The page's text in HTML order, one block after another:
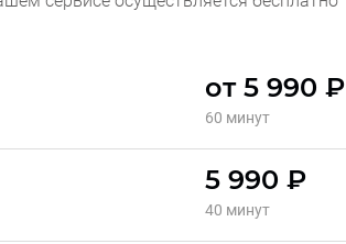
от 5 990 ₽
60 минут
5 990 ₽
40 минут